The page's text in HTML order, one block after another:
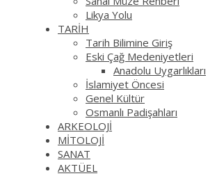
Likya Yolu
TARİH
Tarih Bilimine Giriş
Eski Çağ Medeniyetleri
Anadolu Uygarlıkları
İslamiyet Öncesi
Genel Kültür
Osmanlı Padişahları
ARKEOLOJİ
MİTOLOJİ
SANAT
AKTÜEL